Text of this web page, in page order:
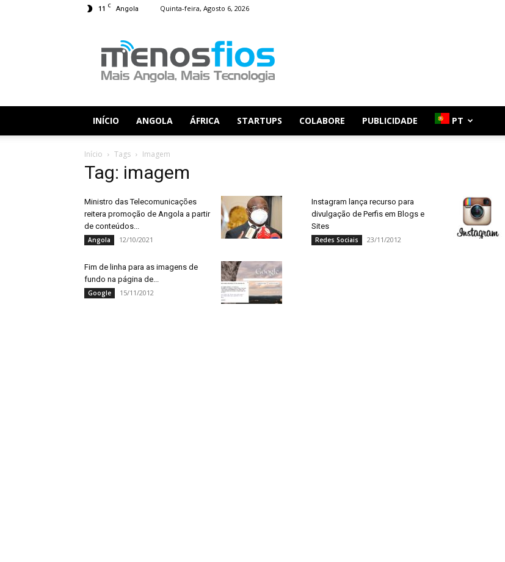
11 C Angola Quinta-feira, Agosto 6, 2026
Fios
INÍCIO ANGOLA ÁFRICA STARTUPS COLABORE PUBLICIDADE PT
Início Tags Imagem
Tag: imagem
Ministro das Telecomunicações
reitera promoção de Angola a partir
de conteúdos...
Angola 12/10/2021
Instagram lança recurso para
divulgação de Perfis em Blogs e
Sites
Redes Sociais 23/11/2012
Fim de linha para as imagens de
fundo na página de...
Google 15/11/2012